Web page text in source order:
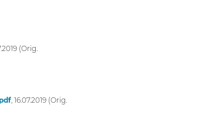
(Orig.
, 16.07.2019 (Orig.